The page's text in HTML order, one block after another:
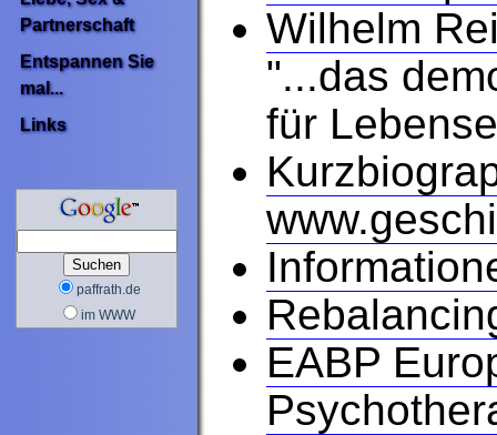
Partnerschaft
Entspannen Sie
mal...
Links
paffrath.de
im WWW
Wilhelm
"...das
für
EABP